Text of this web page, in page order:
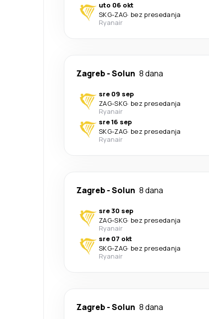
uto 06 okt
SKG-ZAG· bez presedanja
Ryanair
Zagreb-Solun 8 dana
sre 09 sep
ZAG-SKG· bez presedanja
Ryanair
sre 16 sep
SKG-ZAG· bez presedanja
Ryanair
Zagreb-Solun 8 dana
sre 30 sep
ZAG-SKG· bez presedanja
Ryanair
sre 07 okt
SKG-ZAG· bez presedanja
Ryanair
Zagreb-Solun 8 dana